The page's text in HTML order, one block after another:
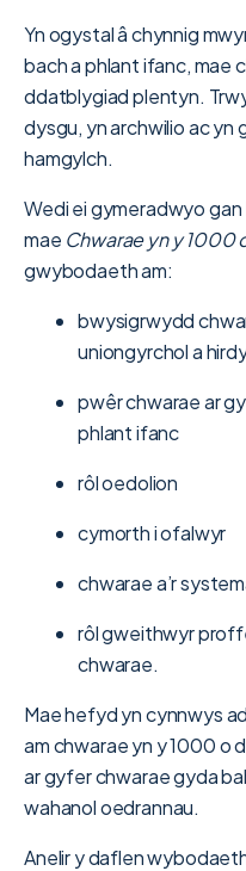
Yn ogystal â chynnig
bach a phlant ifanc, mae
ddatblygiad plentyn.
dysgu, yn archwilio ac yn
hamgylch.
Wedi ei gymeradwyo
mae Chwarae yn y 1000
gwybodaeth am:
bwysigrwydd
uniongyrchol a
pwêr chwarae ar
phlant ifanc
rôl oedolion
cymorth i ofalwyr
chwarae a’r
rôl gweithwyr
chwarae.
Mae hefyd yn cynnwys
am chwarae yn y 1000 o
ar gyfer chwarae gyda
wahanol oedrannau.
Anelir y daflen